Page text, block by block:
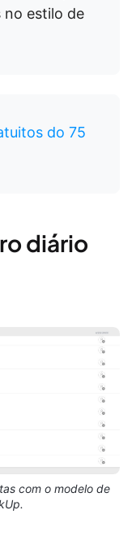
no estilo de
do 75
diário
com o modelo de